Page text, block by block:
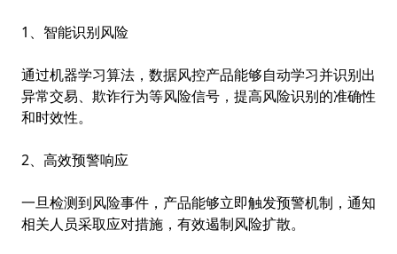
1、智能识别风险
通过机器学习算法，数据风控产品能够自动学习并识别出
异常交易、欺诈行为等风险信号，提高风险识别的准确性
和时效性。
2、高效预警响应
一旦检测到风险事件，产品能够立即触发预警机制，通知
相关人员采取应对措施，有效遏制风险扩散。